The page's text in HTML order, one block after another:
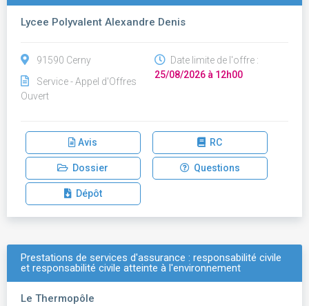
Lycee Polyvalent Alexandre Denis
91590 Cerny
Service - Appel d'Offres
Ouvert
Date limite de l'offre :
25/08/2026 à 12h00
Avis RC
Dossier Questions
Dépôt
Prestations de services d'assurance : responsabilité civile
et responsabilité civile atteinte à l'environnement
Le Thermopôle